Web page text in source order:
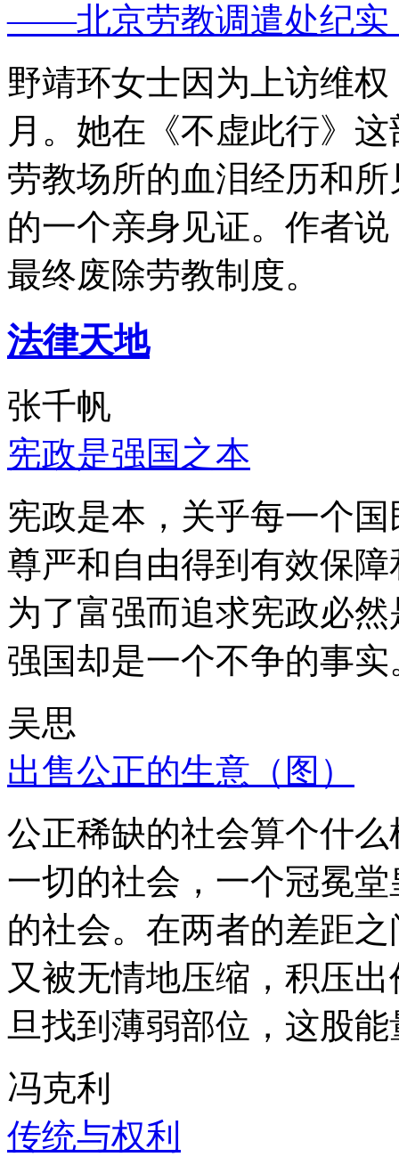
——北京劳教调遣处纪实
野靖环女士因为上访维
月。她在《不虚此行》
劳教场所的血泪经历和
的一个亲身见证。作者
最终废除劳教制度。
法律天地
张千帆
宪政是强国之本
宪政是本，关乎每一个
尊严和自由得到有效保
为了富强而追求宪政必
强国却是一个不争的事实
吴思
出售公正的生意（图）
公正稀缺的社会算个什
一切的社会，一个冠冕
的社会。在两者的差距
又被无情地压缩，积压
旦找到薄弱部位，这股
冯克利
传统与权利